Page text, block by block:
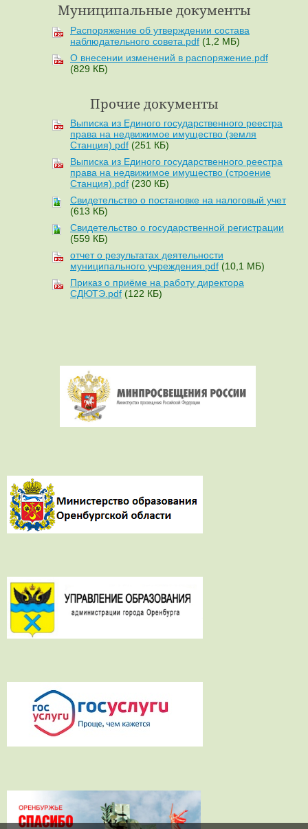
Муниципальные документы
Распоряжение об утверждении состава
наблюдательного совета.pdf (1,2 МБ)
О внесении изменений в распоряжение.pdf
(829 КБ)
Прочие документы
Выписка из Единого государственного реестра
права на недвижимое имущество (земля
Станция).pdf (251 КБ)
Выписка из Единого государственного реестра
права на недвижимое имущество (строение
Станция).pdf (230 КБ)
Свидетельство о постановке на налоговый учет
(613 КБ)
Свидетельство о государственной регистрации
(559 КБ)
отчет о результатах деятельности
муниципального учреждения.pdf (10,1 МБ)
Приказ о приёме на работу директора
СДЮТЭ.pdf (122 КБ)